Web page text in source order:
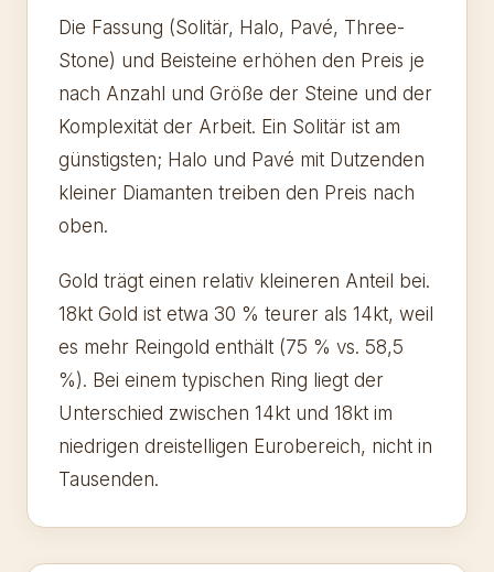
Die Fassung (Solitär, Halo, Pavé, Three-
Stone) und Beisteine erhöhen den Preis je
nach Anzahl und Größe der Steine und der
Komplexität der Arbeit. Ein Solitär ist am
günstigsten; Halo und Pavé mit Dutzenden
kleiner Diamanten treiben den Preis nach
oben.
Gold trägt einen relativ kleineren Anteil bei.
18kt Gold ist etwa 30 % teurer als 14kt, weil
es mehr Reingold enthält (75 % vs. 58,5
%). Bei einem typischen Ring liegt der
Unterschied zwischen 14kt und 18kt im
niedrigen dreistelligen Eurobereich, nicht in
Tausenden.